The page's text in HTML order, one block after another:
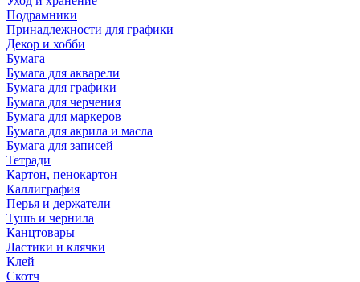
Подрамники
Принадлежности для графики
Декор и хобби
Бумага
Бумага для акварели
Бумага для графики
Бумага для черчения
Бумага для маркеров
Бумага для акрила и масла
Бумага для записей
Тетради
Картон, пенокартон
Каллиграфия
Перья и держатели
Тушь и чернила
Канцтовары
Ластики и клячки
Клей
Скотч